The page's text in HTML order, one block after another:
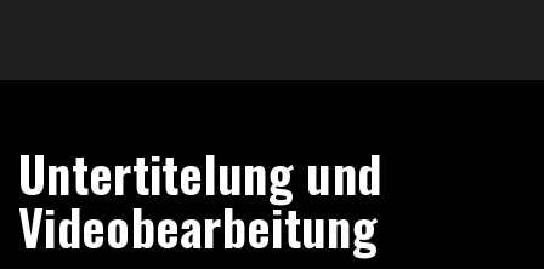
Untertitelung und
Videobearbeitung